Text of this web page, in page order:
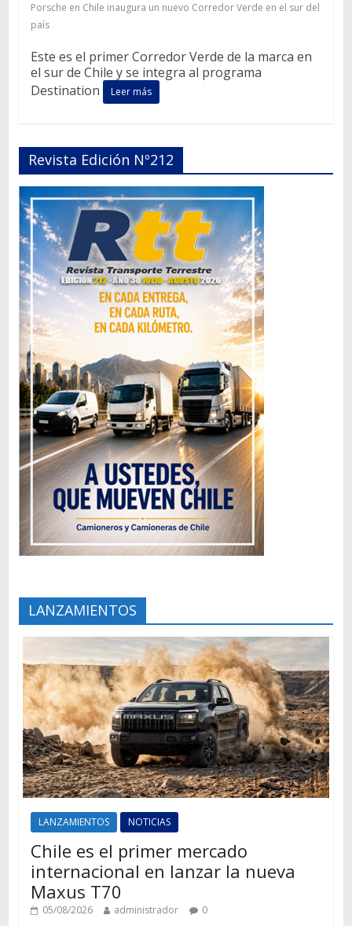
Porsche en Chile inaugura un nuevo Corredor Verde en el sur del
país
Este es el primer Corredor Verde de la marca en
el sur de Chile y se integra al programa
Destination
Leer más
Revista Edición Nº212
LANZAMIENTOS
LANZAMIENTOS NOTICIAS
Chile es el primer mercado
internacional en lanzar la nueva
Maxus T70
05/08/2026 administrador 0